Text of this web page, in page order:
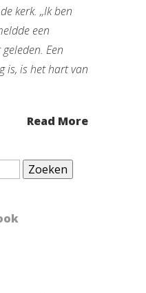
kerk. ,,Ik ben
een
Een
is, is het hart van
Read More